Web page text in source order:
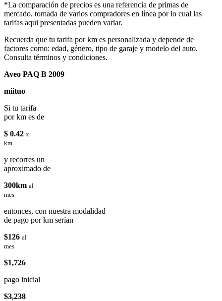
*La comparación de precios es una referencia de primas de
mercado, tomada de varios compradores en línea por lo cual las
tarifas aqui presentadas pueden variar.
Recuerda que tu tarifa por km es personalizada y depende de
factores como: edad, género, tipo de garaje y modelo del auto.
Consulta términos y condiciones.
Aveo PAQ B 2009
miituo
Si tu tarifa
por km es de
$ 0.42 x
km
y recorres un
aproximado de
300km al
mes
entonces, con nuestra modalidad
de pago por km serían
$126 al
mes
$1,726
pago inicial
$3,238